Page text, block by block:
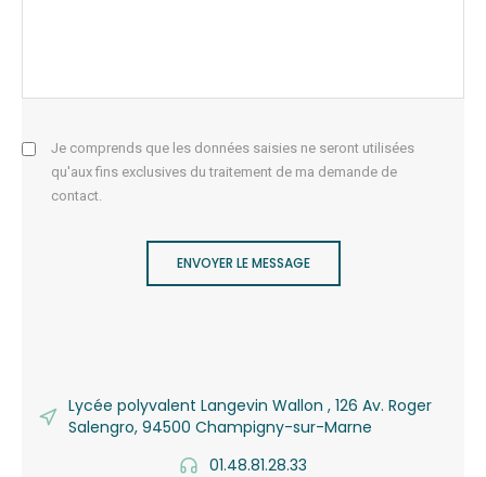
Je comprends que les données saisies ne seront utilisées
qu'aux fins exclusives du traitement de ma demande de
contact.
ENVOYER LE MESSAGE
Lycée polyvalent Langevin Wallon , 126 Av. Roger
Salengro, 94500 Champigny-sur-Marne
01.48.81.28.33